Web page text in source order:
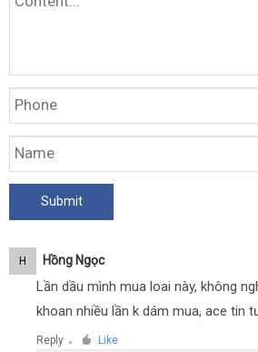
H Hồng Ngọc
Lần dầu mình mua loai này, không
khoan nhiều lần k dám mua, ace tin
Reply ● Like